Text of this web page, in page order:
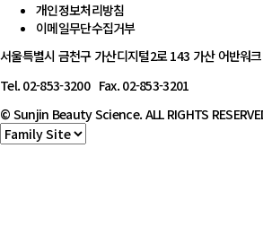
개인정보처리방침
이메일무단수집거부
서울특별시 금천구 가산디지털2로 143 가산 어반워
Tel. 02-853-3200 Fax. 02-853-3201
© Sunjin Beauty Science. ALL RIGHTS